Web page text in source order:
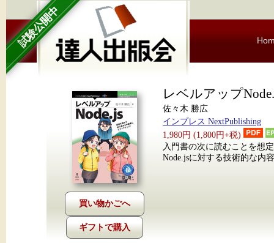
試験公開中
ギフトで購入
レベルアップ
佐々木 勝広
インプレス NextPublishing
1,980円 (1,800円+税)
入門書の次に読むことを想
Node.jsに対する技術的な内